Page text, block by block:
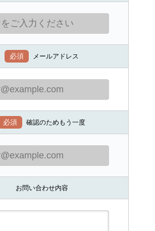
必須 メールアドレス
必須 確認のためもう一度
お問い合わせ内容